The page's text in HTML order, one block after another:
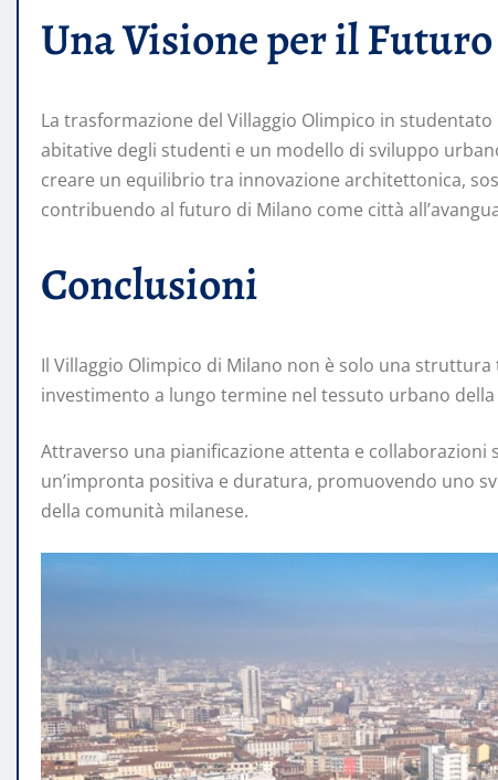
Una Visione per il Futuro
La trasformazione del Villaggio Olimpico in
abitative degli studenti e un modello di sviluppo
creare un equilibrio tra innovazione architettonica,
contribuendo al futuro di Milano come città
Conclusioni
Il Villaggio Olimpico di Milano non è solo una
investimento a lungo termine nel tessuto urbano
Attraverso una pianificazione attenta e
un’impronta positiva e duratura, promuovendo uno
della comunità milanese.